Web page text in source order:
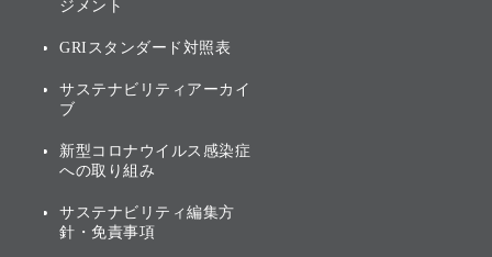
株主・投資家情報（IR）に
ガバナンス
投資先のサステナビリティ
ジメント
GRIスタンダード対照表
サステナビリティアーカイ
ブ
新型コロナウイルス感染症
への取り組み
サステナビリティ編集方
針・免責事項